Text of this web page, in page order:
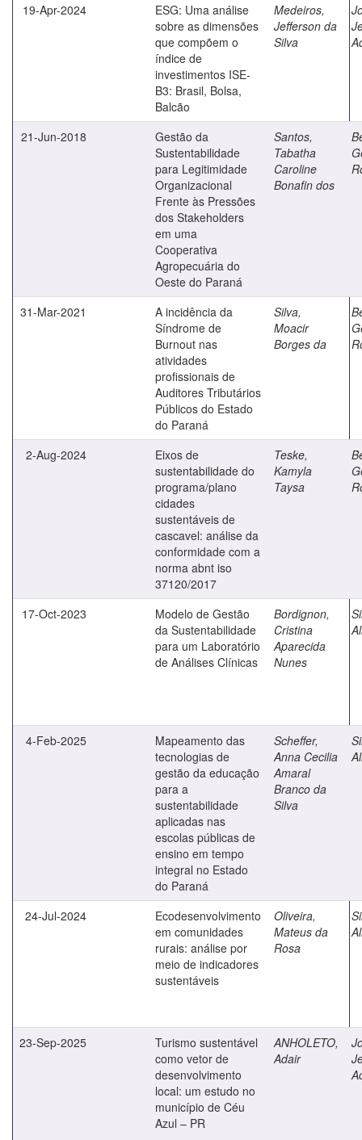
19-Apr-2024
ESG: Uma análise
sobre as dimensões
que compõem o
índice de
investimentos ISE-
B3: Brasil, Bolsa,
Balcão
Medeiros,
Jefferson da
Silva
21-Jun-2018
Gestão da
Sustentabilidade
para Legitimidade
Organizacional
Frente às Pressões
dos Stakeholders
em uma
Cooperativa
Agropecuária do
Oeste do Paraná
Santos,
Tabatha
Caroline
Bonafin dos
31-Mar-2021
A incidência da
Síndrome de
Burnout nas
atividades
profissionais de
Auditores Tributários
Públicos do Estado
do Paraná
Silva,
Moacir
Borges da
2-Aug-2024
Eixos de
sustentabilidade do
programa/plano
cidades
sustentáveis de
cascavel: análise da
conformidade com a
norma abnt iso
37120/2017
Teske,
Kamyla
Taysa
17-Oct-2023
Modelo de Gestão
da Sustentabilidade
para um Laboratório
de Análises Clínicas
Bordignon,
Cristina
Aparecida
Nunes
4-Feb-2025
Mapeamento das
tecnologias de
gestão da educação
para a
sustentabilidade
aplicadas nas
escolas públicas de
ensino em tempo
integral no Estado
do Paraná
Scheffer,
Anna Cecilia
Amaral
Branco da
Silva
24-Jul-2024
Ecodesenvolvimento
em comunidades
rurais: análise por
meio de indicadores
sustentáveis
Oliveira,
Mateus da
Rosa
23-Sep-2025
Turismo sustentável
como vetor de
desenvolvimento
local: um estudo no
município de Céu
Azul – PR
ANHOLETO,
Adair